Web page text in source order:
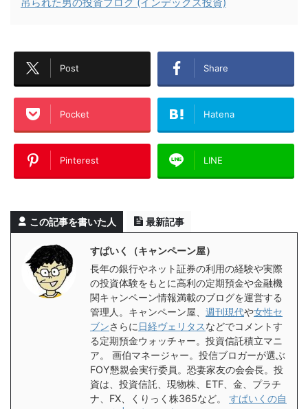
Post Share
Pocket Hatena
Pinterest LINE
この記事を書いた人 最新記事
すぱいく（キャンペーン屋）
長年の銀行やネット証券の利用の経験や実際
の投資体験をもとに高利の定期預金や金融機
関キャンペーン情報満載のブログを運営する
管理人。キャンペーン屋、 週刊現代や女性セ
ブンさらに 日経ヴェリタスなどでコメントす
る定期預金ウォッチャー。投資信託積立マニ
ア。 画伯マネージャー。投信ブロガーが選ぶ
FOY懇親会実行委員。恐妻家友の会会長。投
資は、投資信託、現物株、ETF、金、プラチ
ナ、FX、くりっく株365など。 すぱいくの自